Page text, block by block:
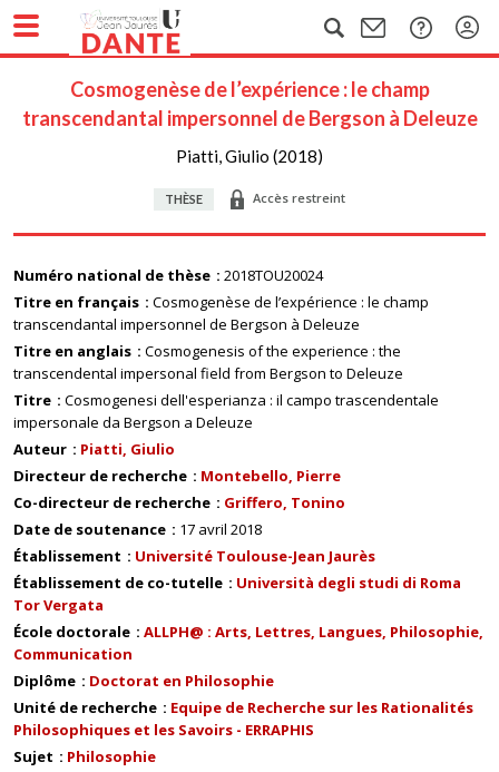
Cosmogenèse de l’expérience : le champ
transcendantal impersonnel de Bergson à Deleuze
Piatti, Giulio (2018)
THÈSE Accès restreint
Numéro national de thèse
2018TOU20024
Titre en français
Cosmogenèse de l’expérience : le champ
transcendantal impersonnel de Bergson à Deleuze
Titre en anglais
Cosmogenesis of the experience : the
transcendental impersonal field from Bergson to Deleuze
Titre
Cosmogenesi dell'esperianza : il campo trascendentale
impersonale da Bergson a Deleuze
Auteur
Piatti, Giulio
Directeur de recherche
Montebello, Pierre
Co-directeur de recherche
Griffero, Tonino
Date de soutenance
17 avril 2018
Établissement
Université Toulouse-Jean Jaurès
Établissement de co-tutelle
Università degli studi di Roma
Tor Vergata
École doctorale
ALLPH@ : Arts, Lettres, Langues, Philosophie,
Communication
Diplôme
Doctorat en Philosophie
Unité de recherche
Equipe de Recherche sur les Rationalités
Philosophiques et les Savoirs - ERRAPHIS
Sujet
Philosophie